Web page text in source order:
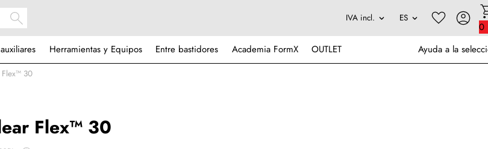
0
Herramientas y Equipos Entre bastidores Academia FormX OUTLET Ayuda a la
30
Flex™ 30